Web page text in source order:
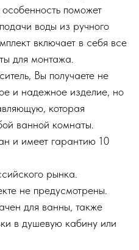
поможет
воды из ручного
включает в себя все
для монтажа.
Вы получаете не
и надежное изделие, но
которая
ванной комнаты.
и имеет гарантию 10
рынка.
не предусмотрены.
для ванны, также
в душевую кабину или